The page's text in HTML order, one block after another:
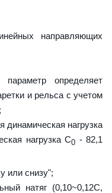
направляющих
определяет
и рельса с учетом
динамическая нагрузка
нагрузка С0 - 82,1
или снизу";
натяг (0,10~0,12C,